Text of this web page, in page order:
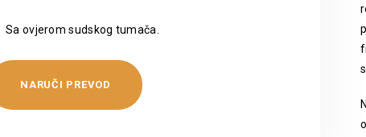
Sa ovjerom sudskog tumača.